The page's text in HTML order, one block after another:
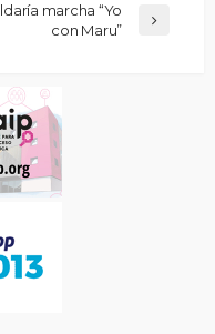
marcha “Yo
con Maru”